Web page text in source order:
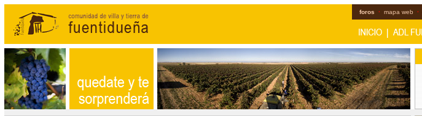
foros · mapa web ·